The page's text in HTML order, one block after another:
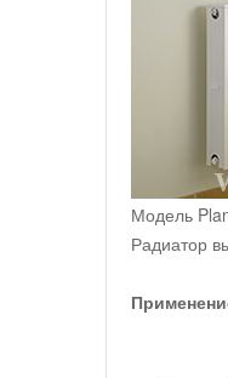
Модель
Радиатор